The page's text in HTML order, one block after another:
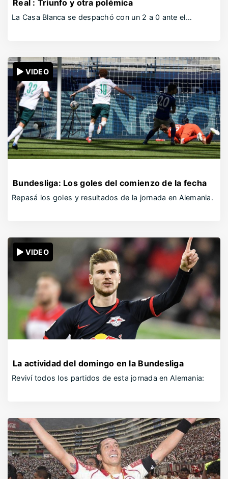
Real : Triunfo y otra polémica
La Casa Blanca se despachó con un 2 a 0 ante el…
VIDEO
Bundesliga: Los goles del comienzo de la fecha
Repasá los goles y resultados de la jornada en Alemania.
VIDEO
La actividad del domingo en la Bundesliga
Reviví todos los partidos de esta jornada en Alemania: